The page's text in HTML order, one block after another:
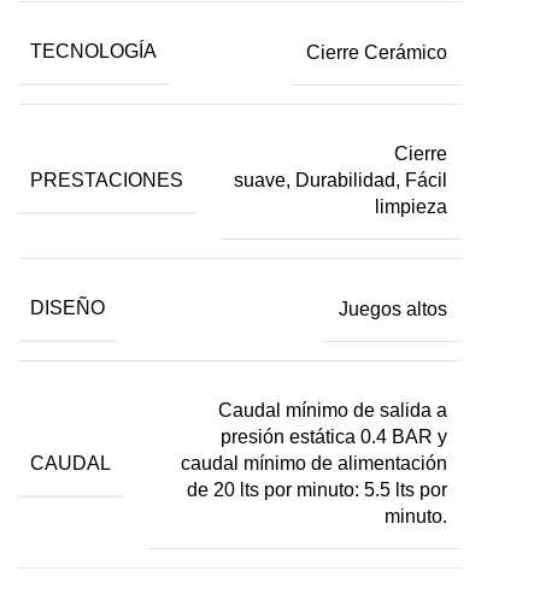
TECNOLOGÍA Cierre Cerámico
PRESTACIONES
Cierre
suave, Durabilidad, Fácil
limpieza
DISEÑO Juegos altos
CAUDAL
Caudal mínimo de salida a
presión estática 0.4 BAR y
caudal mínimo de alimentación
de 20 lts por minuto: 5.5 lts por
minuto.